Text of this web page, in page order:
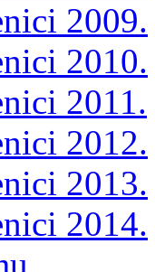
2009.
2010.
2011.
2012.
2013.
2014.